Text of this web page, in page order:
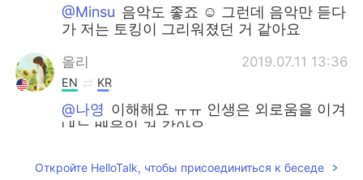
@Minsu 음악도 좋죠 ☺ 그런데 음악만 듣다
가 저는 토킹이 그리워졌던 거 같아요
올리 2019.07.11 13:36
EN KR
@나영 이해해요 ㅠㅠ 인생은 외로움을 이겨
내는 배움인 거 같아요
Angy 2019.07.11 09:05
Откройте HelloTalk, чтобы присоединиться к беседе